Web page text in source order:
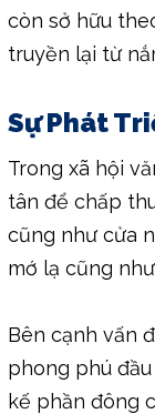
còn sở hữu
truyền lại từ
Sự Phát
Trong xã hội
tân để chấp
cũng như cửa
mớ lạ cũng
Bên cạnh vấn
phong phú
kế phần đông